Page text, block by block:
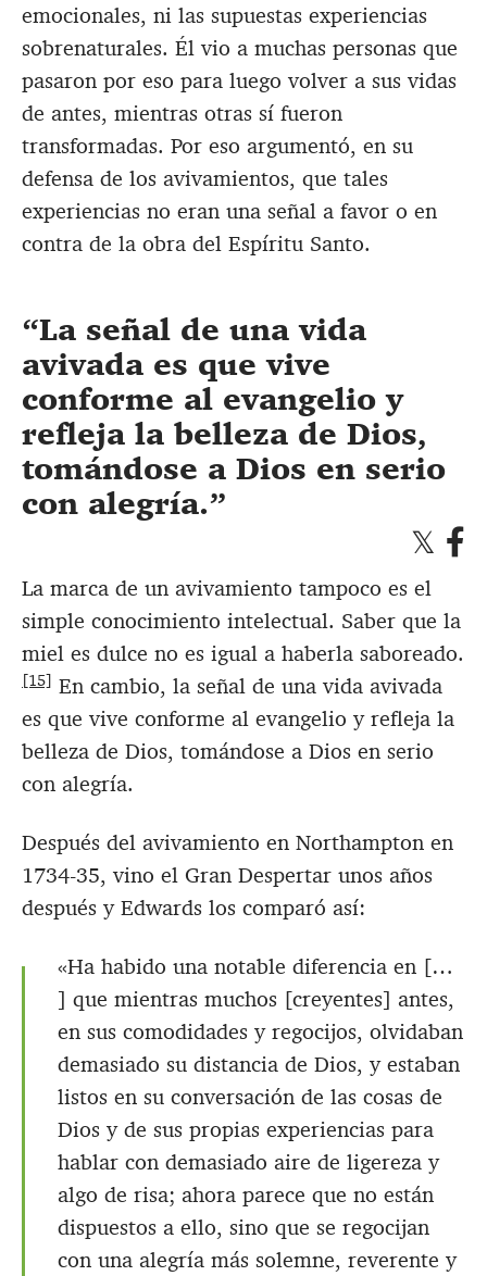
emocionales, ni las supuestas experiencias
sobrenaturales. Él vio a muchas personas que
pasaron por eso para luego volver a sus vidas
de antes, mientras otras sí fueron
transformadas. Por eso argumentó, en su
defensa de los avivamientos, que tales
experiencias no eran una señal a favor o en
contra de la obra del Espíritu Santo.
La señal de una vida
avivada es que vive
conforme al evangelio y
refleja la belleza de Dios,
tomándose a Dios en serio
con alegría.
La marca de un avivamiento tampoco es el
simple conocimiento intelectual. Saber que la
miel es dulce no es igual a haberla saboreado.
[15] En cambio, la señal de una vida avivada
es que vive conforme al evangelio y refleja la
belleza de Dios, tomándose a Dios en serio
con alegría.
Después del avivamiento en Northampton en
1734-35, vino el Gran Despertar unos años
después y Edwards los comparó así:
«Ha habido una notable diferencia en […
] que mientras muchos [creyentes] antes,
en sus comodidades y regocijos, olvidaban
demasiado su distancia de Dios, y estaban
listos en su conversación de las cosas de
Dios y de sus propias experiencias para
hablar con demasiado aire de ligereza y
algo de risa; ahora parece que no están
dispuestos a ello, sino que se regocijan
con una alegría más solemne, reverente y